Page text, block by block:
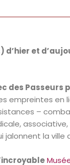
d’hier et
des Passeurs
empreintes en
–
associative,
jalonnent la ville
M